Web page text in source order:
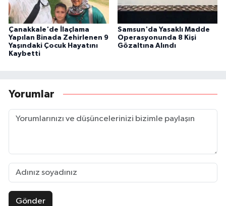
Çanakkale'de İlaçlama
Yapılan Binada Zehirlenen 9
Yaşındaki Çocuk Hayatını
Kaybetti
Samsun'da Yasaklı Madde
Operasyonunda 8 Kişi
Gözaltına Alındı
Yorumlar
Gönder